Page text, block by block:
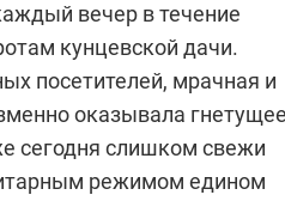
вечер в течение
кунцевской дачи.
посетителей, мрачная и
оказывала гнетущее
сегодня слишком свежи
режимом едином